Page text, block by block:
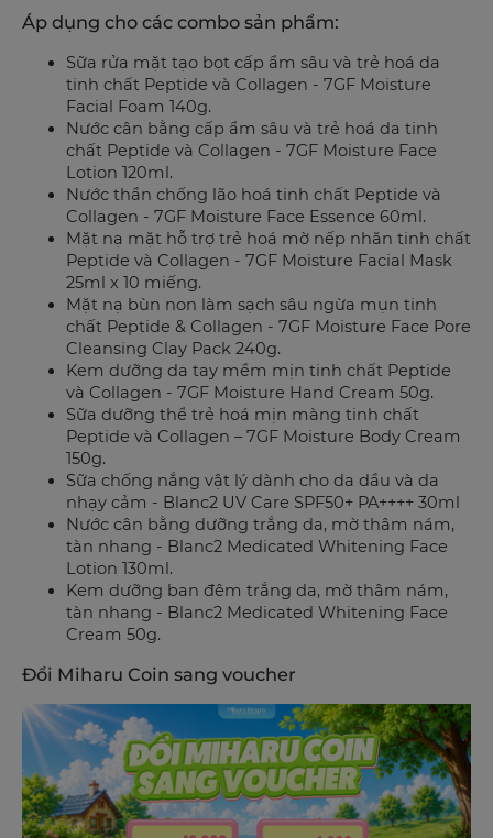
Áp dụng cho các combo sản phẩm:
Sữa rửa mặt tạo bọt cấp ẩm sâu và trẻ hoá da
tinh chất Peptide và Collagen - 7GF Moisture
Facial Foam 140g.
Nước cân bằng cấp ẩm sâu và trẻ hoá da tinh
chất Peptide và Collagen - 7GF Moisture Face
Lotion 120ml.
Nước thần chống lão hoá tinh chất Peptide và
Collagen - 7GF Moisture Face Essence 60ml.
Mặt nạ mặt hỗ trợ trẻ hoá mờ nếp nhăn tinh chất
Peptide và Collagen - 7GF Moisture Facial Mask
25ml x 10 miếng.
Mặt nạ bùn non làm sạch sâu ngừa mụn tinh
chất Peptide & Collagen - 7GF Moisture Face Pore
Cleansing Clay Pack 240g.
Kem dưỡng da tay mềm mịn tinh chất Peptide
và Collagen - 7GF Moisture Hand Cream 50g.
Sữa dưỡng thể trẻ hoá mịn màng tinh chất
Peptide và Collagen – 7GF Moisture Body Cream
150g.
Sữa chống nắng vật lý dành cho da dầu và da
nhạy cảm - Blanc2 UV Care SPF50+ PA++++ 30ml
Nước cân bằng dưỡng trắng da, mờ thâm nám,
tàn nhang - Blanc2 Medicated Whitening Face
Lotion 130ml.
Kem dưỡng ban đêm trắng da, mờ thâm nám,
tàn nhang - Blanc2 Medicated Whitening Face
Cream 50g.
Đổi Miharu Coin sang voucher